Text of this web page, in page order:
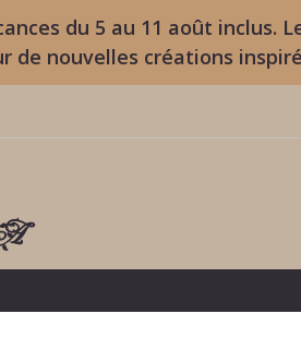
du 5 au 11 août inclus.
nouvelles créations